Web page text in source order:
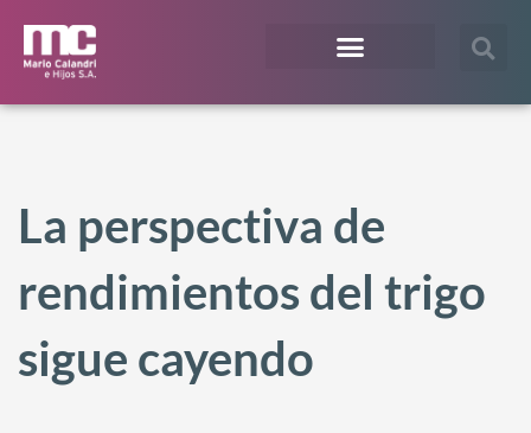
La perspectiva de
rendimientos del trigo
sigue cayendo